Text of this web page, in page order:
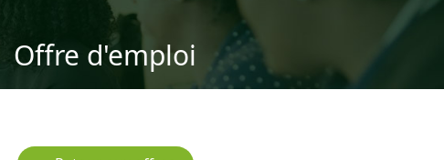
Offre d'emploi